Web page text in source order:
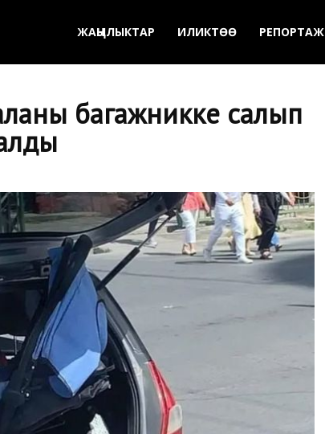
ЖАҢЫЛЫКТАР ИЛИКТӨӨ РЕПОРТАЖ
багажникке салып